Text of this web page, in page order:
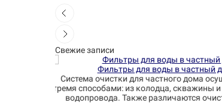
Свежие записи
Станции и системы
Способы очистки воды от железа в
Подборка эффективных
Подробнее